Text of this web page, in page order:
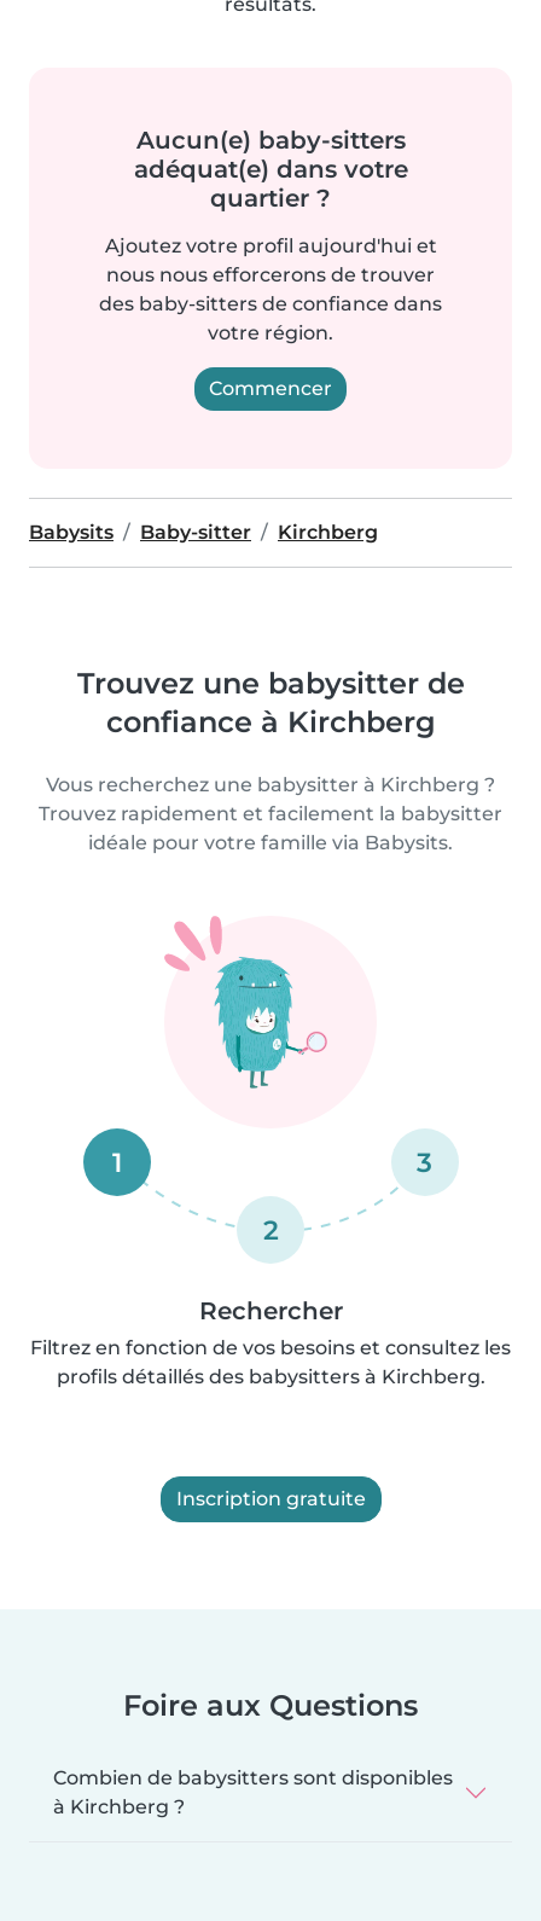
Aucun(e) baby-sitters
adéquat(e) dans votre
quartier ?
Ajoutez votre profil aujourd'hui et
nous nous efforcerons de trouver
des baby-sitters de confiance dans
votre région.
Commencer
Babysits Baby-sitter Kirchberg
Trouvez une babysitter de
confiance à Kirchberg
Vous recherchez une babysitter à Kirchberg ?
Trouvez rapidement et facilement la babysitter
idéale pour votre famille via Babysits.
1
2
3
Rechercher
Filtrez en fonction de vos besoins et consultez les
profils détaillés des babysitters à Kirchberg.
Inscription gratuite
Foire aux Questions
Combien de babysitters sont disponibles
à Kirchberg ?